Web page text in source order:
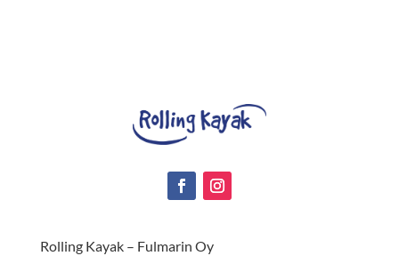
Rolling Kayak – Fulmarin Oy